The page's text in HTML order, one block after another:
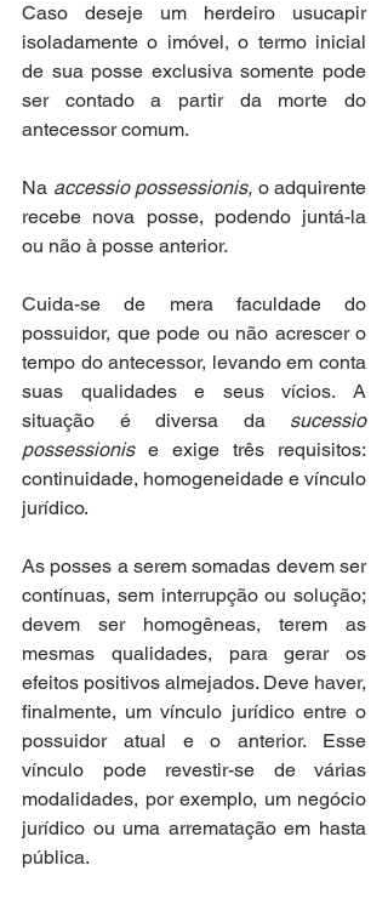
Caso deseje um herdeiro usucapir
isoladamente o imóvel, o termo inicial
de sua posse exclusiva somente pode
ser contado a partir da morte do
antecessor comum.
Na accessio possessionis, o adquirente
recebe nova posse, podendo juntá-la
ou não à posse anterior.
Cuida-se de mera faculdade do
possuidor, que pode ou não acrescer o
tempo do antecessor, levando em conta
suas qualidades e seus vícios. A
situação é diversa da sucessio
possessionis e exige três requisitos:
continuidade, homogeneidade e vínculo
jurídico.
As posses a serem somadas devem ser
contínuas, sem interrupção ou solução;
devem ser homogêneas, terem as
mesmas qualidades, para gerar os
efeitos positivos almejados. Deve haver,
finalmente, um vínculo jurídico entre o
possuidor atual e o anterior. Esse
vínculo pode revestir-se de várias
modalidades, por exemplo, um negócio
jurídico ou uma arrematação em hasta
pública.